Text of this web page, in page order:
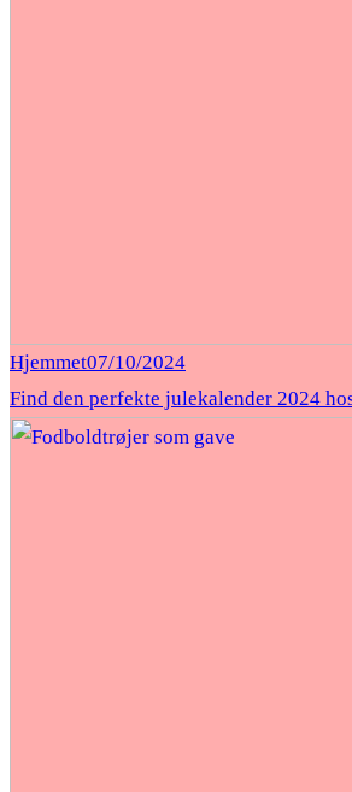
Hjemmet07/10/2024
Find den perfekte julekalender 2024